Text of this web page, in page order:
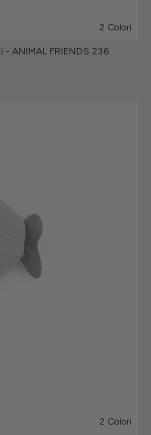
2 Colori
- ANIMAL FRIENDS 236
2 Colori